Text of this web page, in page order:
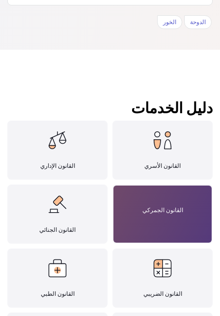
الدوحة الخور‎
دليل الخدمات
القانون الأسري القانون الإداري
القانون الجمركي
القانون الجنائي
القانون الضريبي القانون الطبي